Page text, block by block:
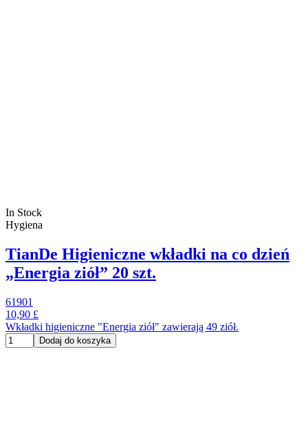
In Stock
Hygiena
TianDe Higieniczne wkładki na co dzień
„Energia ziół” 20 szt.
61901
10,90 £
Wkładki higieniczne "Energia ziół" zawierają 49 ziół.
Dodaj do koszyka